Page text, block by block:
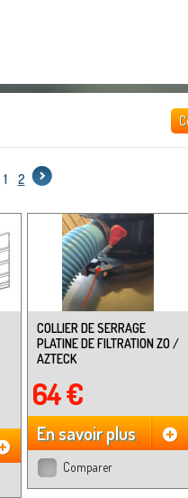
1 2
COLLIER DE SERRAGE
PLATINE DE FILTRATION ZO /
AZTECK
64 €
En savoir plus
Comparer